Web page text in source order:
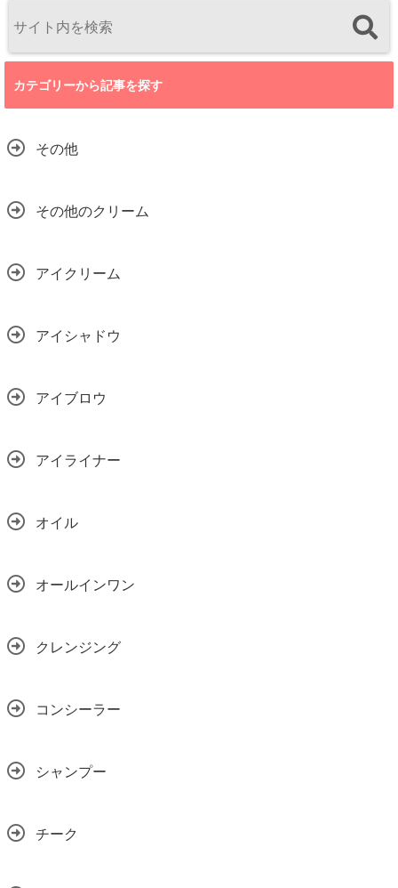
カテゴリーから記事を探す
その他
その他のクリーム
アイクリーム
アイシャドウ
アイブロウ
アイライナー
オイル
オールインワン
クレンジング
コンシーラー
シャンプー
チーク